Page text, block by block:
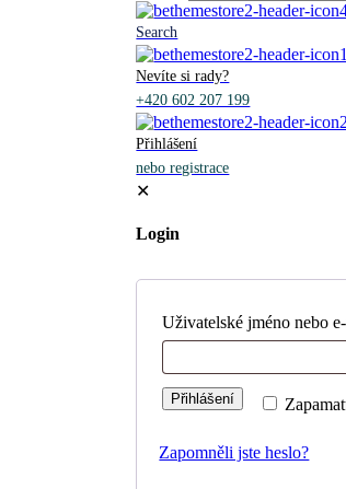
Search
Nevíte si rady?
+420 602 207 199
Přihlášení
nebo registrace
✕
Login
Uživatelské jméno nebo
Přihlášení
Zapomněli jste heslo?